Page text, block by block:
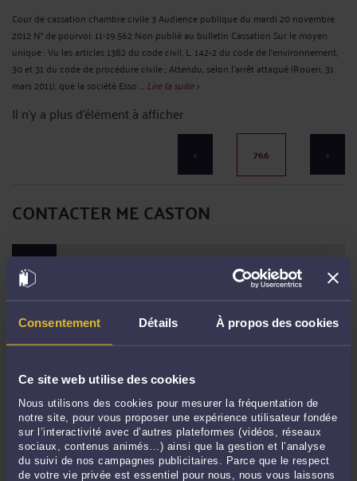
Consentement Détails À propos des cookies
Ce site web utilise des cookies
Nous utilisons des cookies pour mesurer la fréquentation de
notre site, pour vous proposer une expérience utilisateur fondée
sur l’interactivité avec d’autres plateformes (vidéos, réseaux
sociaux, contenus animés…) ainsi que la gestion et l’analyse
du suivi de nos campagnes publicitaires. Parce que le respect
de votre vie privée est essentiel pour nous, nous vous laissons
Cour de cassation chambre civile 3 Audience publique du mardi 20 novembre
2012 N° de pourvoi: 11-19.562 Non publié au bulletin Cassation Sur le moyen
unique : Vu les articles 1382 du code civil, L. 142-2 du code de l'environnement,
30 et 31 du code de procédure civile ; Attendu, selon l'arrêt attaqué (Rouen, 31
mars 2011), que la société Esso ... Lire la suite >
Il n'y a plus d'élément à afficher
< 766 >
CONTACTER ME CASTON
CONSULTER PAR VIDÉO
CONSULTER PAR TÉLÉPHONE
POSER UNE QUESTION ÉCRITE